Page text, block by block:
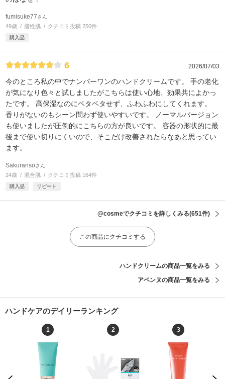
fumisuke77さん
49歳 脂性肌 クチコミ投稿 250件
購入品
6 2026/07/03
今のところ私の中でナンバーワンのハンドクリームです。 手の老化
が気になり色々と試しましたがこちらは使い心地、効果共によかっ
たです。 高保湿なのにベタベタせず、ふわふわにしてくれます。
香りがないのもシーン問わず使いやすいです。 ノーマルバージョン
も使いましたが圧倒的にこちらの方が良いです。 容器の形状的に最
後まで使い切りにくいので、そこだけ改善されたらなあと思ってい
ます。
Sakuransoさん
24歳 混合肌 クチコミ投稿 164件
購入品 リピート
@cosmeでクチコミを詳しくみる(651件)
この商品にクチコミする
ハンドクリームの商品一覧をみる
アベンヌの商品一覧をみる
ハンドケアのデイリーランキング
1 2 3